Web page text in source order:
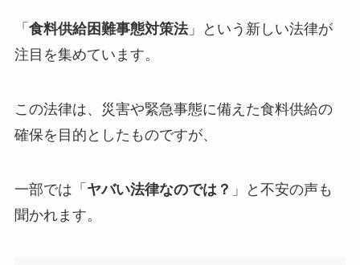
「 食料供給困難事態対策法」という新しい法律が
注目を集めています。
この法律は、災害や緊急事態に備えた食料供給の
確保を目的としたものですが、
一部では「 ヤバい法律なのでは？ 」と不安の声も
聞かれます。